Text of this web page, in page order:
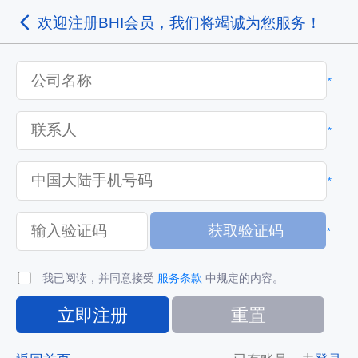
欢迎注册BHI会员，我们将竭诚为您服务！
*
*
*
*
我已阅读，并同意接受 服务条款 中规定的内容。
立即注册 重置